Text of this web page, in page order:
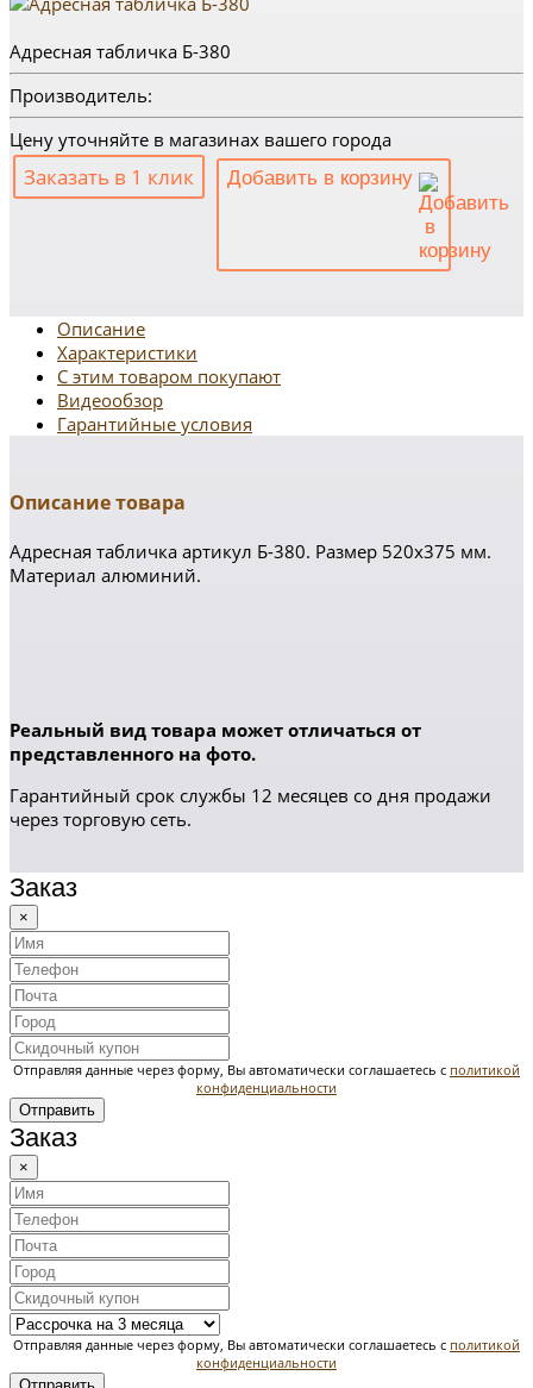
Адресная табличка Б-380
Производитель:
Цену уточняйте в магазинах вашего города
Заказать в 1 клик Добавить в корзину
Описание
Характеристики
С этим товаром покупают
Видеообзор
Гарантийные условия
Описание товара
Адресная табличка артикул Б-380. Размер 520х375 мм.
Материал алюминий.
Реальный вид товара может отличаться от
представленного на фото.
Гарантийный срок службы 12 месяцев со дня продажи
через торговую сеть.
Заказ
×
Отправляя данные через форму, Вы автоматически соглашаетесь с политикой
конфиденциальности
Отправить
Заказ
×
Отправляя данные через форму, Вы автоматически соглашаетесь с политикой
конфиденциальности